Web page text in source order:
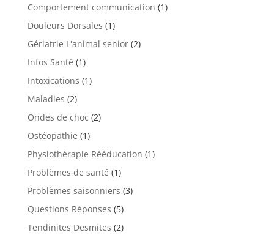
Comportement communication (1)
Douleurs Dorsales (1)
Gériatrie L'animal senior(2)
Infos Santé (1)
Intoxications (1)
Maladies (2)
Ondes de choc (2)
Ostéopathie (1)
Physiothérapie Rééducation (1)
Problèmes de santé (1)
Problèmes saisonniers (3)
Questions Réponses (5)
Tendinites Desmites (2)